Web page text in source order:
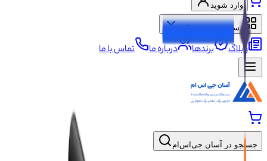
وارد شوید
دسته‌بندی محصولات
وبلاگ برندها درباره ما تماس با ما
جستجو در آسان جی‌اس‌ام